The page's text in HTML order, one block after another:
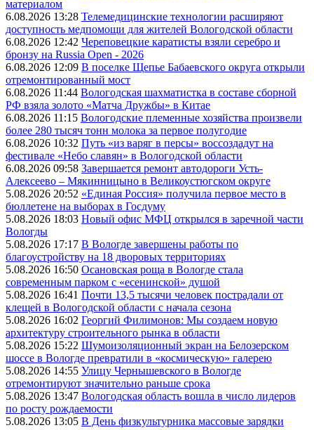
материалом
6.08.2026 13:28 Телемедицинские технологии расширяют
доступность медпомощи для жителей Вологодской области
6.08.2026 12:42 Череповецкие каратисты взяли серебро и
бронзу на Russia Open - 2026
6.08.2026 12:09 В поселке Щепье Бабаевского округа открыли
отремонтированный мост
6.08.2026 11:44 Вологодская шахматистка в составе сборной
РФ взяла золото «Матча Дружбы» в Китае
6.08.2026 11:15 Вологодские племенные хозяйства произвели
более 280 тысяч тонн молока за первое полугодие
6.08.2026 10:32 Путь «из варяг в персы» воссоздадут на
фестивале «Небо славян» в Вологодской области
6.08.2026 09:58 Завершается ремонт автодороги Усть-
Алексеево – Мякинницыно в Великоустюгском округе
5.08.2026 20:52 «Единая Россия» получила первое место в
бюллетене на выборах в Госдуму
5.08.2026 18:03 Новый офис МФЦ открылся в заречной части
Вологды
5.08.2026 17:17 В Вологде завершены работы по
благоустройству на 18 дворовых территориях
5.08.2026 16:50 Осановская роща в Вологде стала
современным парком с «есенинской» душой
5.08.2026 16:41 Почти 13,5 тысячи человек пострадали от
клещей в Вологодской области с начала сезона
5.08.2026 16:02 Георгий Филимонов: Мы создаем новую
архитектуру строительного рынка в области
5.08.2026 15:22 Шумоизоляционный экран на Белозерском
шоссе в Вологде превратили в «космическую» галерею
5.08.2026 14:55 Улицу Чернышевского в Вологде
отремонтируют значительно раньше срока
5.08.2026 13:47 Вологодская область вошла в число лидеров
по росту рождаемости
5.08.2026 13:05 В День физкультурника массовые зарядки